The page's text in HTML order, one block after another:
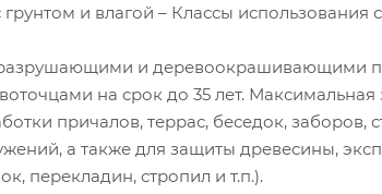
и влагой – Классы использования с
и деревоокрашивающими
на срок до 35 лет. Максимальная
причалов, террас, беседок, заборов,
а также для защиты древесины,
перекладин, стропил и т.п.).